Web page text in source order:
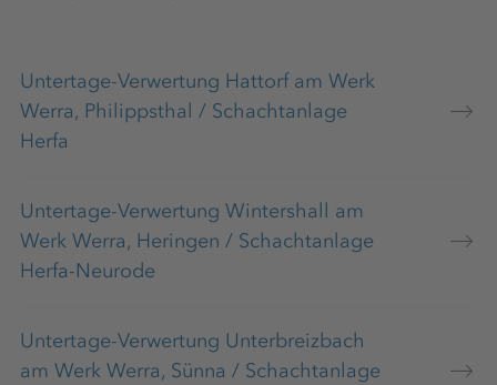
Untertage-Verwertung Hattorf am Werk
Werra, Philippsthal / Schachtanlage
Herfa
Untertage-Verwertung Wintershall am
Werk Werra, Heringen / Schachtanlage
Herfa-Neurode
Untertage-Verwertung Unterbreizbach
am Werk Werra, Sünna / Schachtanlage